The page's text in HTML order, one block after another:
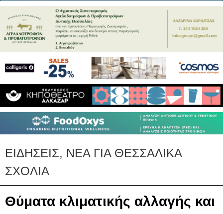
ΕΙΔΗΣΕΙΣ, ΝΕΑ ΓΙΑ ΘΕΣΣΑΛΙΚΑ
ΣΧΟΛΙΑ
Θύματα κλιματικής αλλαγής και